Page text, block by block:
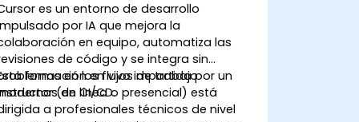
es un entorno de desarrollo
por IA que mejora la
en equipo, automatiza las
de código y se integra sin
en los flujos de trabajo
de CI/CD.
formación en vivo impartida por un
(en línea o presencial) está
a profesionales técnicos de nivel